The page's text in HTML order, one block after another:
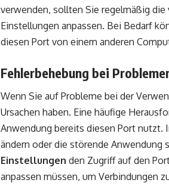
verwenden, sollten Sie regelmäßig
Einstellungen anpassen. Bei Bedarf
diesen Port von einem anderen
Fehlerbehebung bei
Wenn Sie auf Probleme bei der
Ursachen haben. Eine häufige
Anwendung bereits diesen Port nutzt.
ändern oder die störende Anwendung
Einstellungen den Zugriff auf den
anpassen müssen, um Verbindungen